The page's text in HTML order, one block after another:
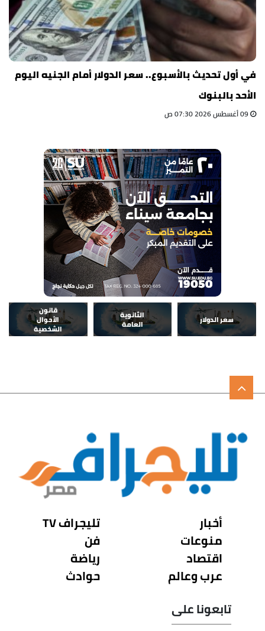
في أول تحديث بالأسبوع.. سعر الدولار أمام الجنيه اليوم
الأحد بالبنوك
سعر الدولار
الثانوية
العامة
قانون
الأحوال
الشخصية
أخبار
منوعات
اقتصاد
عرب وعالم
تليجراف TV
فن
رياضة
حوادث
تابعونا على